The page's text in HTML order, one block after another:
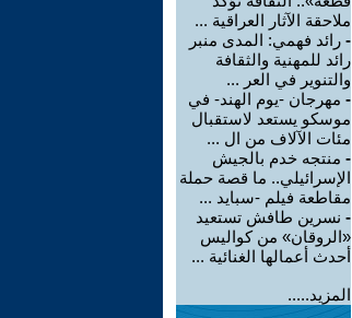
ملاحقة الآثار العراقية ...
- رائد فهمي: المدى منبر
رائد للمهنية والثقافة
والتنوير في العر ...
- مهرجان -يوم الهند- في
موسكو يستعد لاستقبال
مئات الآلاف من ال ...
- منتجه خدم بالجيش
الإسرائيلي.. ما قصة حملة
مقاطعة فيلم -سبايد ...
- نسرين طافش تستعيد
«الروقان» من كواليس
أحدث أعمالها الغنائية ...
المزيد.....